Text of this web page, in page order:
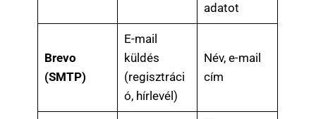
adatot
Brevo
(SMTP)
E-mail
küldés
(regisztráci
ó, hírlevél)
Név, e-mail
cím